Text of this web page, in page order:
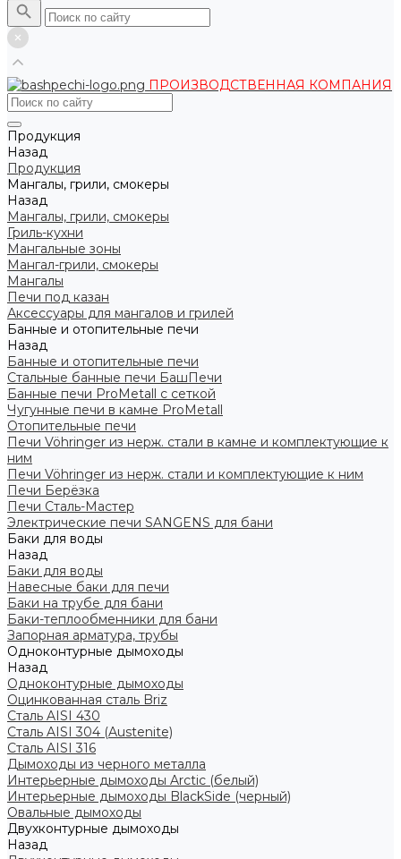
ПРОИЗВОДСТВЕННАЯ КОМПАНИЯ
Продукция
Назад
Продукция
Мангалы, грили, смокеры
Назад
Мангалы, грили, смокеры
Гриль-кухни
Мангальные зоны
Мангал-грили, смокеры
Мангалы
Печи под казан
Аксессуары для мангалов и грилей
Банные и отопительные печи
Назад
Банные и отопительные печи
Стальные банные печи БашПечи
Банные печи ProMetall с сеткой
Чугунные печи в камне ProMetall
Отопительные печи
Печи Vöhringer из нерж. стали в камне и комплектующие к
ним
Печи Vöhringer из нерж. стали и комплектующие к ним
Печи Берёзка
Печи Сталь-Мастер
Электрические печи SANGENS для бани
Баки для воды
Назад
Баки для воды
Навесные баки для печи
Баки на трубе для бани
Баки-теплообменники для бани
Запорная арматура, трубы
Одноконтурные дымоходы
Назад
Одноконтурные дымоходы
Оцинкованная сталь Briz
Сталь AISI 430
Сталь AISI 304 (Austenite)
Сталь AISI 316
Дымоходы из черного металла
Интерьерные дымоходы Arctic (белый)
Интерьерные дымоходы BlackSide (черный)
Овальные дымоходы
Двухконтурные дымоходы
Назад